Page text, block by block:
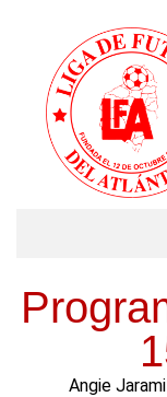
Angie